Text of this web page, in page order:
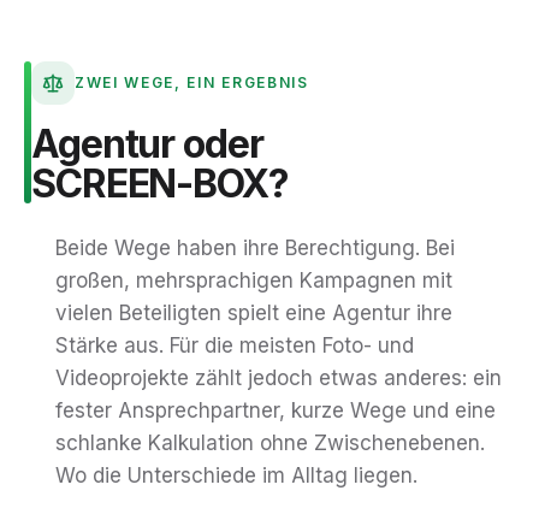
ZWEI WEGE, EIN ERGEBNIS
Agentur oder
SCREEN-BOX?
Beide Wege haben ihre Berechtigung. Bei
großen, mehrsprachigen Kampagnen mit
vielen Beteiligten spielt eine Agentur ihre
Stärke aus. Für die meisten Foto- und
Videoprojekte zählt jedoch etwas anderes: ein
fester Ansprechpartner, kurze Wege und eine
schlanke Kalkulation ohne Zwischenebenen.
Wo die Unterschiede im Alltag liegen.